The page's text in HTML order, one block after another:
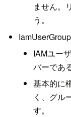
ません。
う。
IAMユー
バーであ
基本的に
く、グル
す。